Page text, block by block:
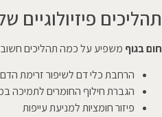
תהליכים פיזיולוגיים
חום בגוף משפיע על כמה תהליכים
הרחבת כלי דם לשיפור זרימת הדם
הגברת חילוף החומרים לתמיכה
פיזור חומציות למניעת עייפות